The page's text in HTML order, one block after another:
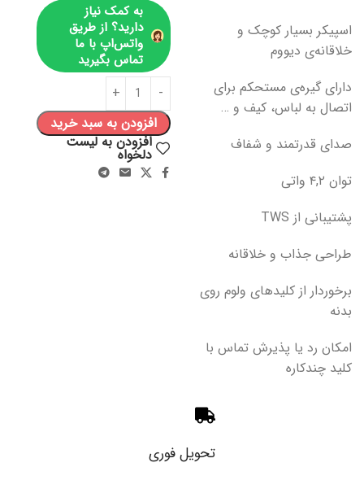
اسپیکر بسیار کوچک و
خلاقانه‌ی دیووم
دارای گیره‌ی مستحکم برای
اتصال به لباس، کیف و …
صدای قدرتمند و شفاف
توان ۴,۲ واتی
پشتیبانی از TWS
طراحی جذاب و خلاقانه
برخوردار از کلیدهای ولوم روی
بدنه
امکان رد یا پذیرش تماس با
کلید چندکاره
به کمک نیاز
دارید؟ از طریق
واتس‌اپ با ما
تماس بگیرید
افزودن به سبد خرید
افزودن به لیست
دلخواه
تحویل فوری